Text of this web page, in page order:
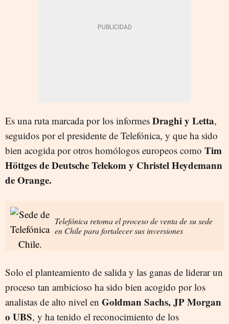
Es una ruta marcada por los informes Draghi y Letta,
seguidos por el presidente de Telefónica, y que ha sido
bien acogida por otros homólogos europeos como Tim
Höttges de Deutsche Telekom y Christel Heydemann
de Orange.
Telefónica retoma el proceso de venta de su sede
en Chile para fortalecer sus inversiones
Solo el planteamiento de salida y las ganas de liderar un
proceso tan ambicioso ha sido bien acogido por los
analistas de alto nivel en Goldman Sachs, JP Morgan
o UBS, y ha tenido el reconocimiento de los